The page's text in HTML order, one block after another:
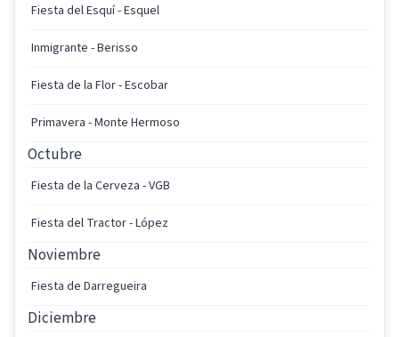
Fiesta del Esquí - Esquel
Inmigrante - Berisso
Fiesta de la Flor - Escobar
Primavera - Monte Hermoso
Octubre
Fiesta de la Cerveza - VGB
Fiesta del Tractor - López
Noviembre
Fiesta de Darregueira
Diciembre